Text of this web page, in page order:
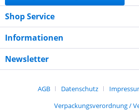
Shop Service
Informationen
Newsletter
AGB Datenschutz
Verpackungsverordnung /